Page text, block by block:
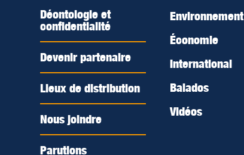
Déontologie et
confidentialité
Devenir partenaire
Lieux de distribution
Nous joindre
Parutions
Environnement
Économie
International
Balados
Vidéos